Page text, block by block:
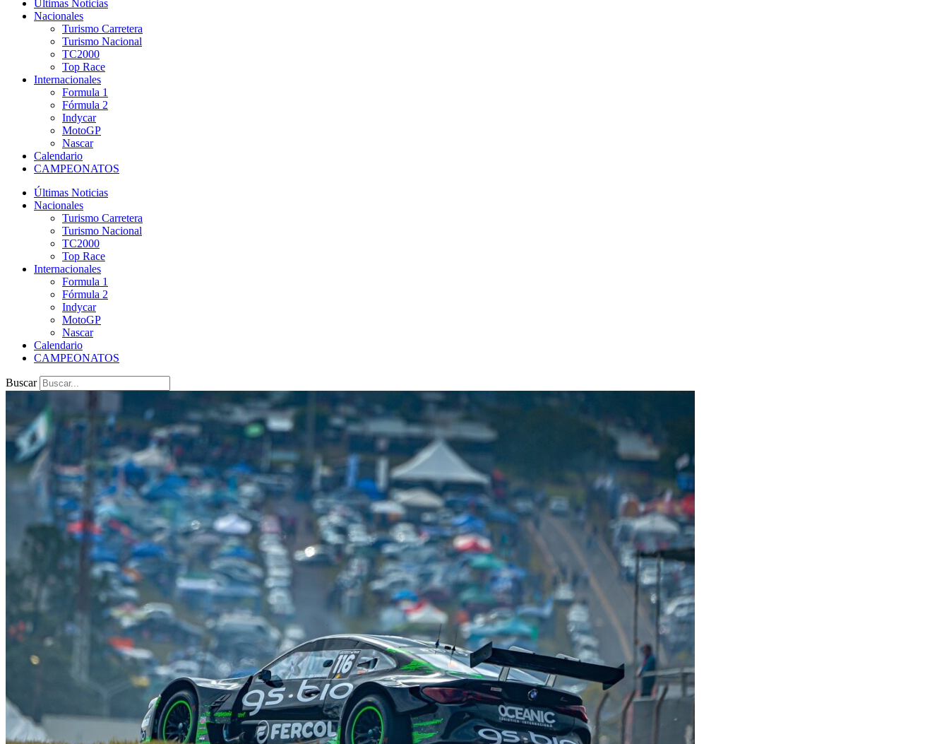
Últimas Noticias
Nacionales
Turismo Carretera
Turismo Nacional
TC2000
Top Race
Internacionales
Formula 1
Fórmula 2
Indycar
MotoGP
Nascar
Calendario
CAMPEONATOS
Últimas Noticias
Nacionales
Turismo Carretera
Turismo Nacional
TC2000
Top Race
Internacionales
Formula 1
Fórmula 2
Indycar
MotoGP
Nascar
Calendario
CAMPEONATOS
Buscar